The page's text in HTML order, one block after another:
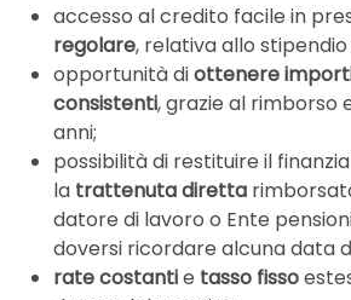
accesso al credito facile in
regolare, relativa allo
opportunità diottenere
consistenti, grazie al rimborso
anni;
possibilità di restituire il
la trattenuta diretta
datore di lavoro o Ente
doversi ricordare alcuna data
rate costantie tasso fisso